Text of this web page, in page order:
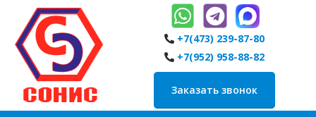
+7(473) 239-87-80
+7(952) 958-88-82
Заказать звонок